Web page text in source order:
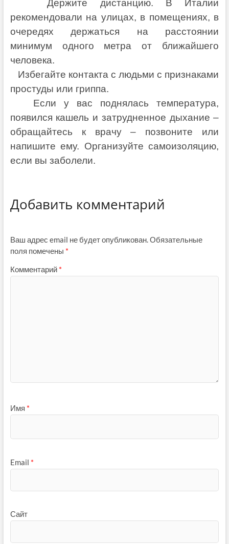
Держите дистанцию. В Италии
рекомендовали на улицах, в помещениях, в
очередях держаться на расстоянии
минимум одного метра от ближайшего
человека.
Избегайте контакта с людьми с признаками
простуды или гриппа.
Если у вас поднялась температура,
появился кашель и затрудненное дыхание –
обращайтесь к врачу – позвоните или
напишите ему. Организуйте самоизоляцию,
если вы заболели.
Добавить комментарий
Ваш адрес email не будет опубликован.Обязательные
поля помечены *
Комментарий *
Имя *
Email *
Сайт